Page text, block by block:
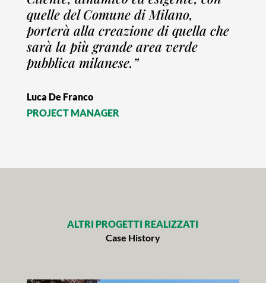
quelle del Comune di Milano,
porterà alla creazione di quella che
sarà la più grande area verde
pubblica milanese.”
Luca De Franco
PROJECT MANAGER
ALTRI PROGETTI REALIZZATI
Case History